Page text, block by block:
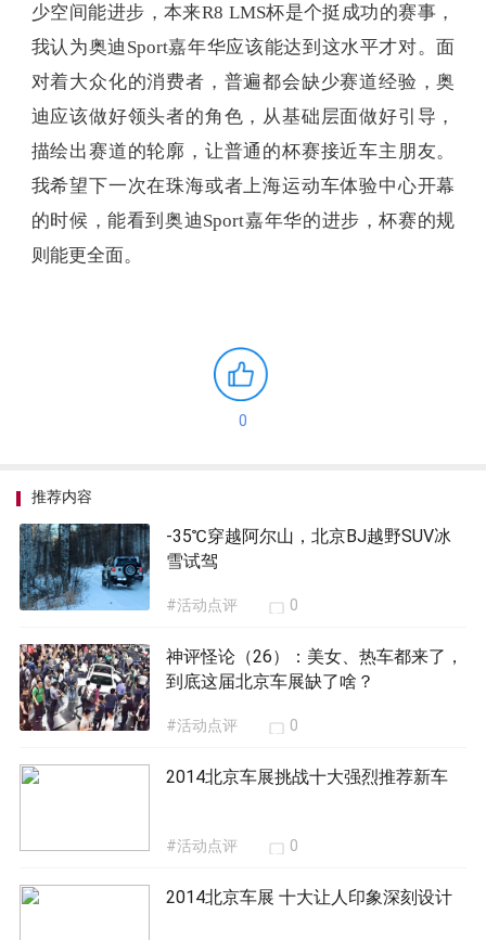
少空间能进步，本来R8 LMS杯是个挺成功的赛事，
我认为奥迪Sport嘉年华应该能达到这水平才对。面
对着大众化的消费者，普遍都会缺少赛道经验，奥
迪应该做好领头者的角色，从基础层面做好引导，
描绘出赛道的轮廓，让普通的杯赛接近车主朋友。
我希望下一次在珠海或者上海运动车体验中心开幕
的时候，能看到奥迪Sport嘉年华的进步，杯赛的规
则能更全面。
0
推荐内容
-35℃穿越阿尔山，北京BJ越野SUV冰
雪试驾
#活动点评 0
神评怪论（26）：美女、热车都来了，
到底这届北京车展缺了啥？
#活动点评 0
2014北京车展挑战十大强烈推荐新车
#活动点评 0
2014北京车展 十大让人印象深刻设计